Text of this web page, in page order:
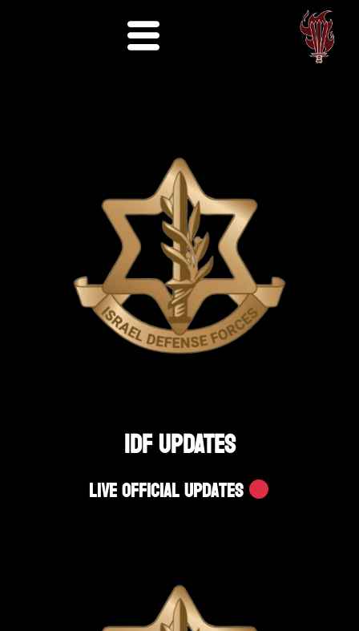
IDF UPDATES
Live Official Updates